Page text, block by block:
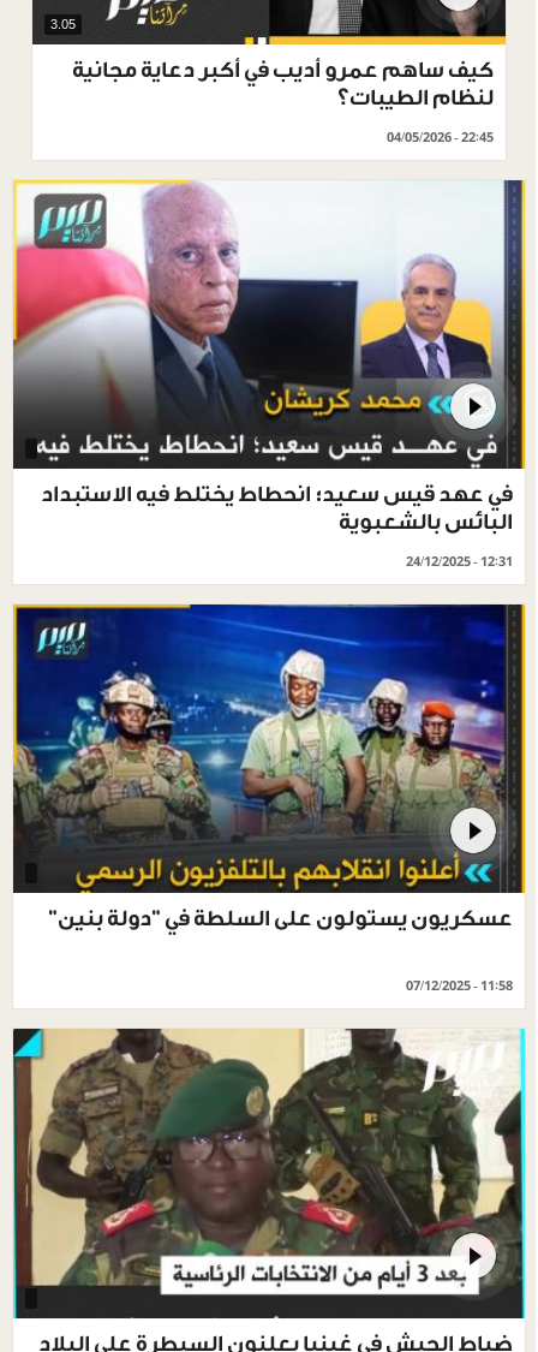
3.05
كيف ساهم عمرو أديب في أكبر دعاية مجانية
لنظام الطيبات؟
04/05/2026 - 22:45
في عهد قيس سعيد؛ انحطاط يختلط فيه الاستبداد
البائس بالشعبوية
24/12/2025 - 12:31
عسكريون يستولون على السلطة في "دولة بنين"
07/12/2025 - 11:58
ضباط الجيش في غينيا يعلنون السيطرة على البلاد